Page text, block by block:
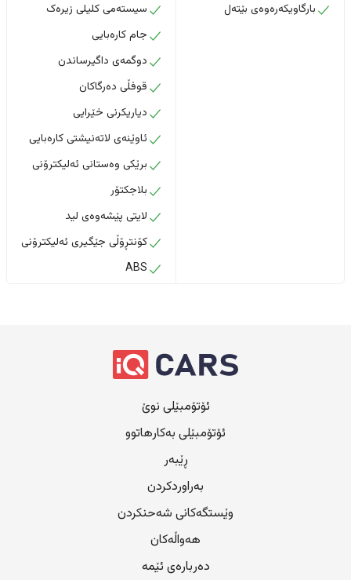
بارگاویکەرەوەی بێتەل
سیستەمی کلیلی زیرەک
جام کارەبایی
دوگمەی داگیرساندن
قوفڵی دەرگاکان
دیاریکرنی خێرایی
ئاوێنەی لاتەنیشتی کارەبایی
برێکی وەستانی ئەلیکترۆنی
بلاجکتۆر
لایتی پێشەوەی لید
کۆنتڕۆڵی جێگیری ئەلیکترۆنی
ABS
ئۆتۆمبێلی نوێ
ئۆتۆمبێلی بەکارهاتوو
ڕێبەر
بەراوردکردن
وێستگەکانی شەحنکردن
هەواڵەکان
دەربارەی ئێمە